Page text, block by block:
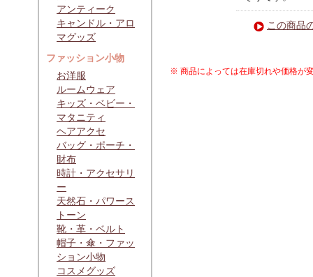
アンティーク
キャンドル・アロ
マグッズ
ファッション小物
お洋服
ルームウェア
キッズ・ベビー・
マタニティ
ヘアアクセ
バッグ・ポーチ・
財布
時計・アクセサリ
ー
天然石・パワース
トーン
靴・革・ベルト
帽子・傘・ファッ
ション小物
コスメグッズ
この商品
※ 商品によっては在庫切れや価格が